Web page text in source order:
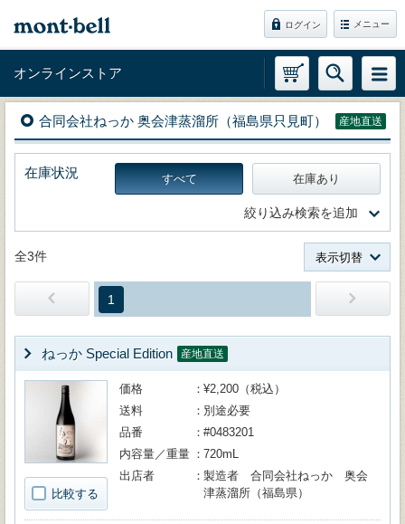
ログイン メニュー
オンラインストア
合同会社ねっか 奥会津蒸溜所（福島県只見町） 産地直送
在庫状況 すべて 在庫あり
絞り込み検索を追加
全3件 表示切替
1
ねっか Special Edition 産地直送
比較する
価格
¥2,200（税込）
送料
別途必要
品番
#0483201
内容量／重量
720mL
出店者
製造者 合同会社ねっか 奥会
津蒸溜所（福島県）